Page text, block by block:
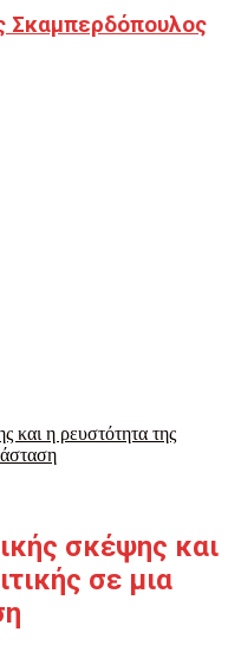
Σκαμπερδόπουλος
και η ρευστότητα της
σκέψης και
σε μια